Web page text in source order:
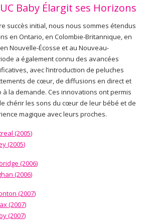
Baby Élargit ses Horizons
succès initial, nous nous sommes étendus
en Ontario, en Colombie-Britannique, en
Nouvelle-Écosse et au Nouveau-
a également connu des avancées
avec l’introduction de peluches
de cœur, de diffusions en direct et
la demande. Ces innovations ont permis
chérir les sons du cœur de leur bébé et de
magique avec leurs proches.
(2005)
(2005)
(2006)
(2006)
(2007)
(2007)
(2007)